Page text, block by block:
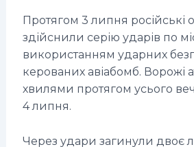
Протягом 3 липня російські
здійснили серію ударів по
використанням ударних
керованих авіабомб. Ворожі
хвилями протягом усього
4 липня.
Через удари загинули двоє